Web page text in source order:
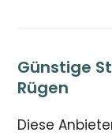
Günstige
Rügen
Diese